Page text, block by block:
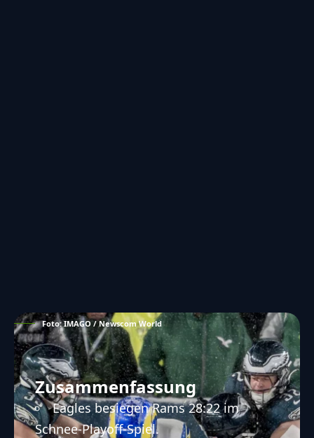
Foto: IMAGO / Newscom World
Zusammenfassung
Eagles besiegen Rams 28:22 im
Schnee-Playoff-Spiel.